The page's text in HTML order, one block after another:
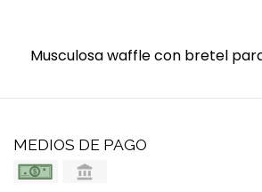
Musculosa waffle con bretel
MEDIOS DE PAGO